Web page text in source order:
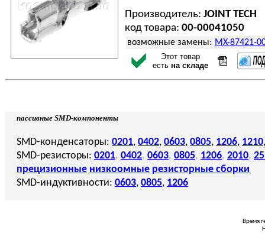
Производитель: JOINT TECH
код товара: 00-00041050
возможные замены: MX-87421-
Этот товар
есть на складе
пассивные SMD-компоненты
SMD-конденсаторы: 0201, 0402, 0603, 0805, 1206, 1210,
SMD-резисторы: 0201, 0402, 0603, 0805, 1206, 2010,
прецизионные низкоомные резисторные сборки
SMD-индуктивности: 0603, 0805, 1206
Время